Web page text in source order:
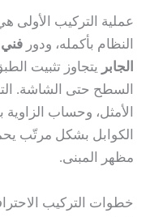
عملية التركيب
النظام بأكمله، ودور فني
الجابر يتجاوز تثبيت
السطح حتى الشاشة.
الأمثل، وحساب
الكوابل بشكل مرتّب
مظهر المبنى.
خطوات التركيب